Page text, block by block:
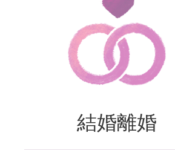
結婚離婚